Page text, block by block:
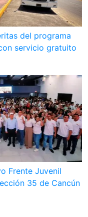
del programa
servicio gratuito
Frente Juvenil
35 de Cancún